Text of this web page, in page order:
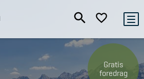
Gratis
foredrag